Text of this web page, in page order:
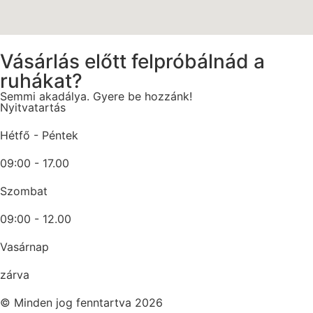
Vásárlás előtt felpróbálnád a
ruhákat?
Semmi akadálya. Gyere be hozzánk!
Nyitvatartás
Hétfő - Péntek
09:00 - 17.00
Szombat
09:00 - 12.00
Vasárnap
zárva
© Minden jog fenntartva 2026